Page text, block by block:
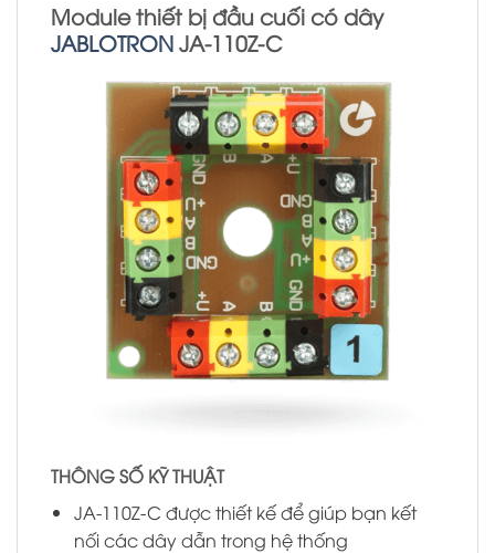
Module thiết bị đầu cuối có dây
JABLOTRONJA-110Z-C
THÔNG SỐ KỸ THUẬT
JA-110Z-C được thiết kế để giúp bạn kết
nối các dây dẫn trong hệ thống